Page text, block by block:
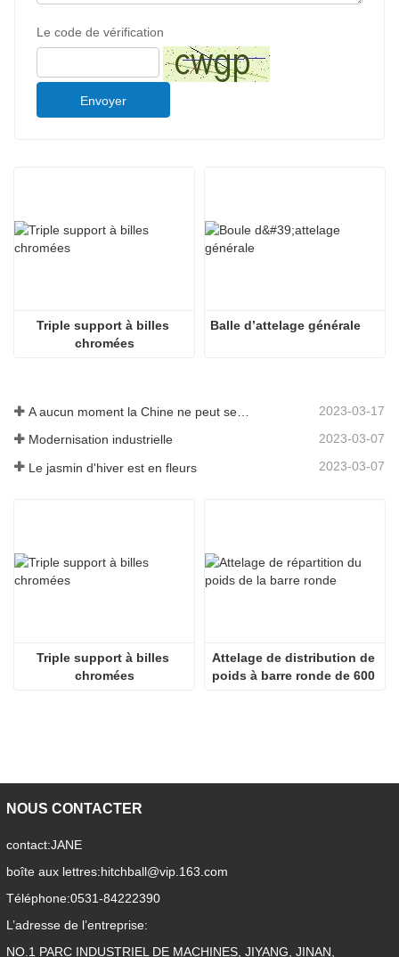
Le code de vérification
Envoyer
Triple support à billes
chromées
Balle d’attelage générale
2023-03-17
Modernisation industrielle 2023-03-07
Le jasmin d'hiver est en fleurs 2023-03-07
Triple support à billes
chromées
Attelage de distribution de
poids à barre ronde de 600
NOUS CONTACTER
contact:JANE
boîte aux lettres:hitchball@vip.163.com
Téléphone:0531-84222390
L’adresse de l’entreprise:
NO.1 PARC INDUSTRIEL DE MACHINES, JIYANG, JINAN,